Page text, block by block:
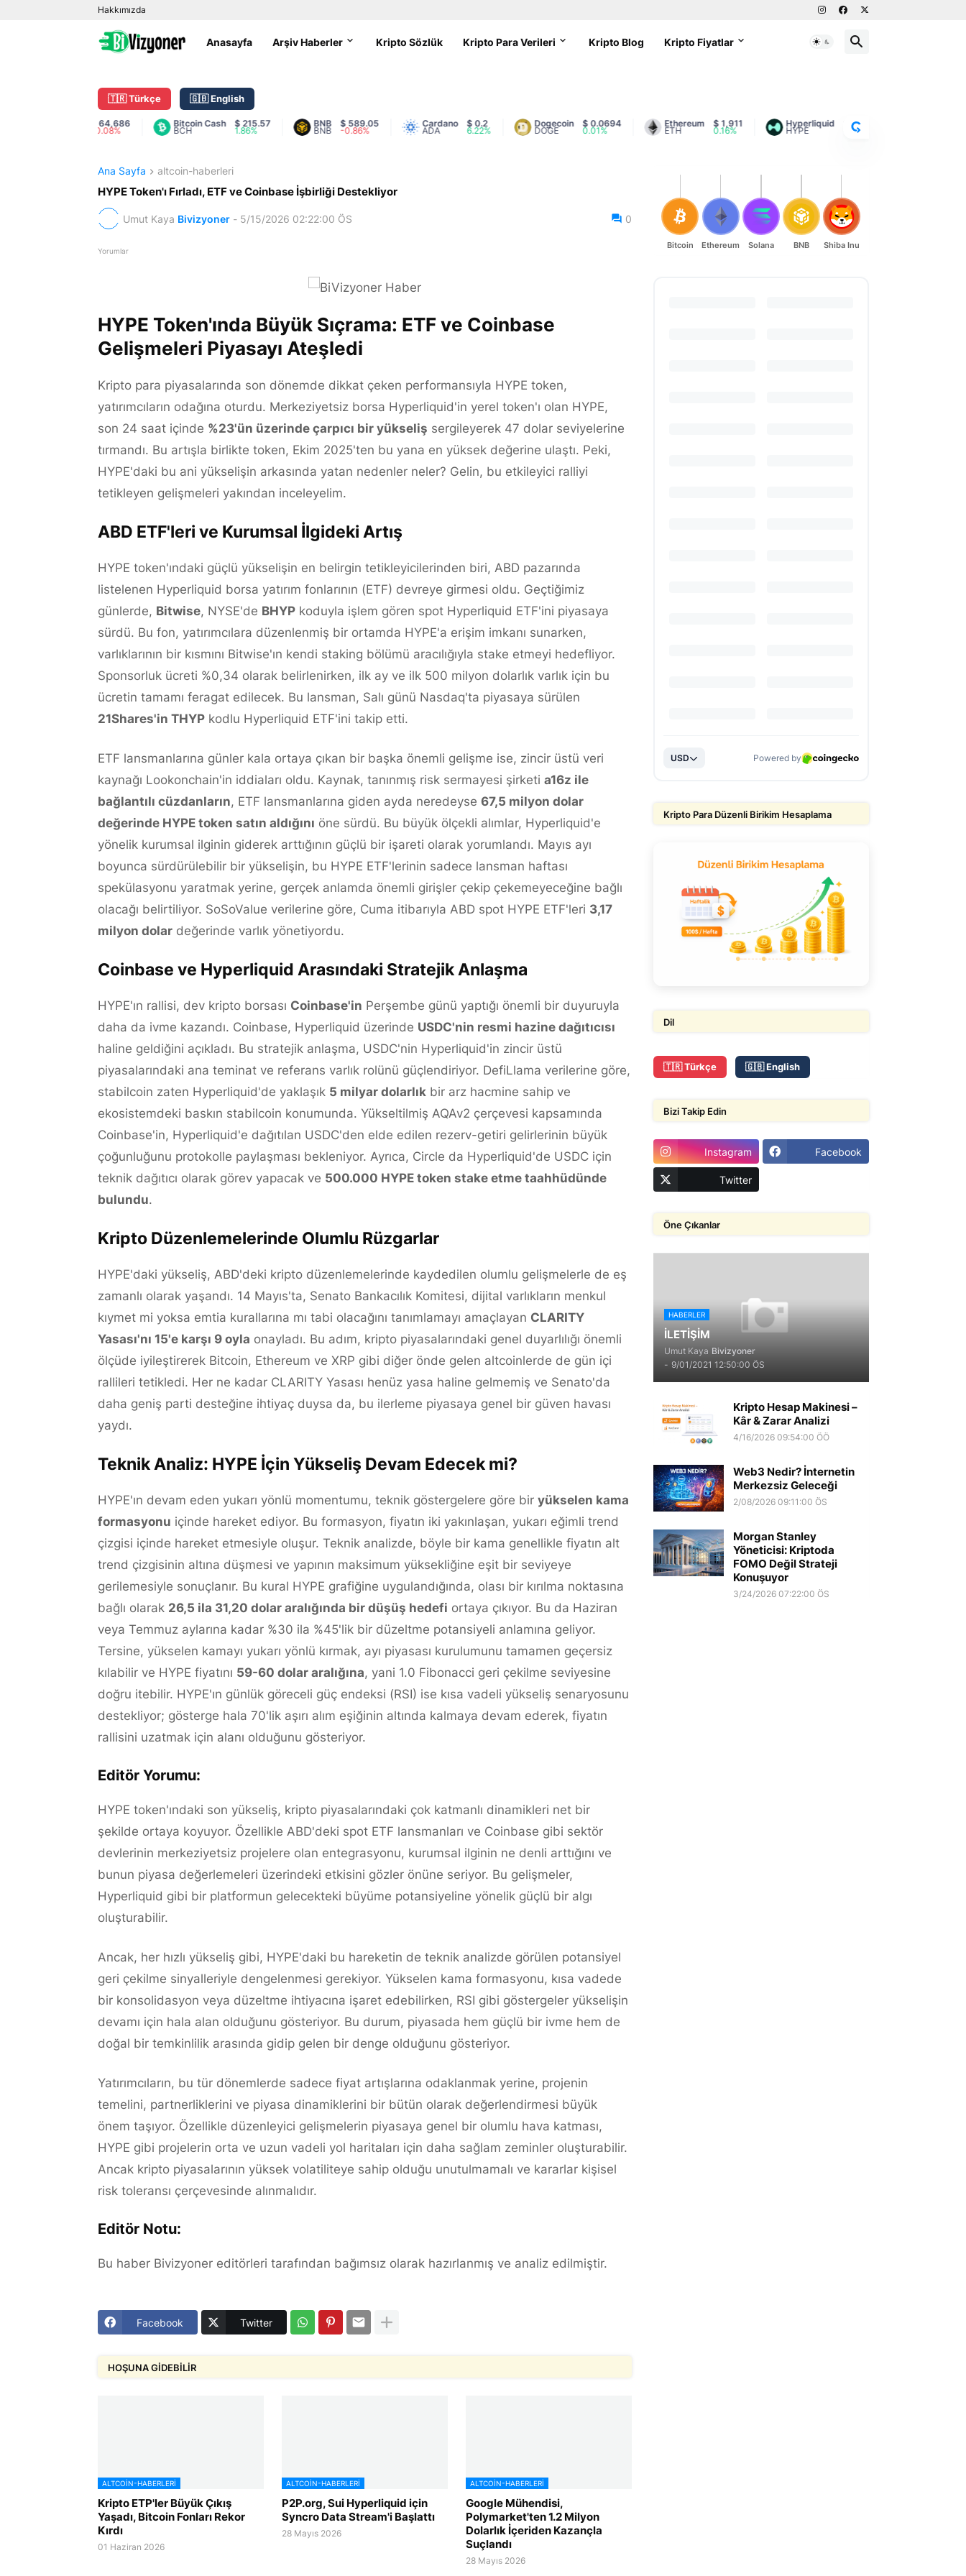
Hakkımızda
Anasayfa Arşiv Haberler Kripto Sözlük Kripto Para Verileri Kripto Blog Kripto Fiyatlar
🇹🇷 Türkçe 🇬🇧 English
$ 64,686 Bitcoin Cash
BCH
$ 215.57 BNB
BNB
$ 589.05
-0.86%
Cardano
ADA
$ 0.2
6.22%
Dogecoin
DOGE
$ 0.0694
0.01%
Ethereum
ETH
$ 1,911 Hyperliquid
HYPE
$ 56.24
0.57%
Ana Sayfa altcoin-haberleri
HYPE Token'ı Fırladı, ETF ve Coinbase İşbirliği Destekliyor
Umut Kaya Bivizyoner - 5/15/2026 02:22:00 ÖS 0
Yorumlar
HYPE Token'ında Büyük Sıçrama: ETF ve Coinbase
Gelişmeleri Piyasayı Ateşledi
Kripto para piyasalarında son dönemde dikkat çeken performansıyla HYPE token,
yatırımcıların odağına oturdu. Merkeziyetsiz borsa Hyperliquid'in yerel token'ı olan HYPE,
son 24 saat içinde %23'ün üzerinde çarpıcı bir yükseliş sergileyerek 47 dolar seviyelerine
tırmandı. Bu artışla birlikte token, Ekim 2025'ten bu yana en yüksek değerine ulaştı. Peki,
HYPE'daki bu ani yükselişin arkasında yatan nedenler neler? Gelin, bu etkileyici ralliyi
tetikleyen gelişmeleri yakından inceleyelim.
ABD ETF'leri ve Kurumsal İlgideki Artış
HYPE token'ındaki güçlü yükselişin en belirgin tetikleyicilerinden biri, ABD pazarında
listelenen Hyperliquid borsa yatırım fonlarının (ETF) devreye girmesi oldu. Geçtiğimiz
günlerde, Bitwise, NYSE'de BHYPkoduyla işlem gören spot Hyperliquid ETF'ini piyasaya
sürdü. Bu fon, yatırımcılara düzenlenmiş bir ortamda HYPE'a erişim imkanı sunarken,
varlıklarının bir kısmını Bitwise'ın kendi staking bölümü aracılığıyla stake etmeyi hedefliyor.
Sponsorluk ücreti %0,34 olarak belirlenirken, ilk ay ve ilk 500 milyon dolarlık varlık için bu
ücretin tamamı feragat edilecek. Bu lansman, Salı günü Nasdaq'ta piyasaya sürülen
21Shares'in THYPkodlu Hyperliquid ETF'ini takip etti.
ETF lansmanlarına günler kala ortaya çıkan bir başka önemli gelişme ise, zincir üstü veri
kaynağı Lookonchain'in iddiaları oldu. Kaynak, tanınmış risk sermayesi şirketi a16z ile
bağlantılı cüzdanların, ETF lansmanlarına giden ayda neredeyse 67,5 milyon dolar
değerinde HYPE token satın aldığını öne sürdü. Bu büyük ölçekli alımlar, Hyperliquid'e
yönelik kurumsal ilginin giderek arttığının güçlü bir işareti olarak yorumlandı. Mayıs ayı
boyunca sürdürülebilir bir yükselişin, bu HYPE ETF'lerinin sadece lansman haftası
spekülasyonu yaratmak yerine, gerçek anlamda önemli girişler çekip çekemeyeceğine bağlı
olacağı belirtiliyor. SoSoValue verilerine göre, Cuma itibarıyla ABD spot HYPE ETF'leri 3,17
milyon dolardeğerinde varlık yönetiyordu.
Coinbase ve Hyperliquid Arasındaki Stratejik Anlaşma
HYPE'ın rallisi, dev kripto borsası Coinbase'in Perşembe günü yaptığı önemli bir duyuruyla
daha da ivme kazandı. Coinbase, Hyperliquid üzerinde USDC'nin resmi hazine dağıtıcısı
haline geldiğini açıkladı. Bu stratejik anlaşma, USDC'nin Hyperliquid'in zincir üstü
piyasalarındaki ana teminat ve referans varlık rolünü güçlendiriyor. DefiLlama verilerine göre,
stabilcoin zaten Hyperliquid'de yaklaşık 5 milyar dolarlıkbir arz hacmine sahip ve
ekosistemdeki baskın stabilcoin konumunda. Yükseltilmiş AQAv2 çerçevesi kapsamında
Coinbase'in, Hyperliquid'e dağıtılan USDC'den elde edilen rezerv-getiri gelirlerinin büyük
çoğunluğunu protokolle paylaşması bekleniyor. Ayrıca, Circle da Hyperliquid'de USDC için
teknik dağıtıcı olarak görev yapacak ve 500.000 HYPE token stake etme taahhüdünde
bulundu.
Kripto Düzenlemelerinde Olumlu Rüzgarlar
HYPE'daki yükseliş, ABD'deki kripto düzenlemelerinde kaydedilen olumlu gelişmelerle de eş
zamanlı olarak yaşandı. 14 Mayıs'ta, Senato Bankacılık Komitesi, dijital varlıkların menkul
kıymet mi yoksa emtia kurallarına mı tabi olacağını tanımlamayı amaçlayan CLARITY
Yasası'nı 15'e karşı 9 oyla onayladı. Bu adım, kripto piyasalarındaki genel duyarlılığı önemli
ölçüde iyileştirerek Bitcoin, Ethereum ve XRP gibi diğer önde gelen altcoinlerde de gün içi
rallileri tetikledi. Her ne kadar CLARITY Yasası henüz yasa haline gelmemiş ve Senato'da
daha geniş parti desteğine ihtiyaç duysa da, bu ilerleme piyasaya genel bir güven havası
yaydı.
Teknik Analiz: HYPE İçin Yükseliş Devam Edecek mi?
HYPE'ın devam eden yukarı yönlü momentumu, teknik göstergelere göre bir yükselen kama
formasyonu içinde hareket ediyor. Bu formasyon, fiyatın iki yakınlaşan, yukarı eğimli trend
çizgisi içinde hareket etmesiyle oluşur. Teknik analizde, böyle bir kama genellikle fiyatın alt
trend çizgisinin altına düşmesi ve yapının maksimum yüksekliğine eşit bir seviyeye
gerilemesiyle sonuçlanır. Bu kural HYPE grafiğine uygulandığında, olası bir kırılma noktasına
bağlı olarak 26,5 ila 31,20 dolar aralığında bir düşüş hedefi ortaya çıkıyor. Bu da Haziran
veya Temmuz aylarına kadar %30 ila %45'lik bir düzeltme potansiyeli anlamına geliyor.
Tersine, yükselen kamayı yukarı yönlü kırmak, ayı piyasası kurulumunu tamamen geçersiz
kılabilir ve HYPE fiyatını 59-60 dolar aralığına, yani 1.0 Fibonacci geri çekilme seviyesine
doğru itebilir. HYPE'ın günlük göreceli güç endeksi (RSI) ise kısa vadeli yükseliş senaryosunu
destekliyor; gösterge hala 70'lik aşırı alım eşiğinin altında kalmaya devam ederek, fiyatın
rallisini uzatmak için alanı olduğunu gösteriyor.
Editör Yorumu:
HYPE token'ındaki son yükseliş, kripto piyasalarındaki çok katmanlı dinamikleri net bir
şekilde ortaya koyuyor. Özellikle ABD'deki spot ETF lansmanları ve Coinbase gibi sektör
devlerinin merkeziyetsiz projelere olan entegrasyonu, kurumsal ilginin ne denli arttığını ve
bunun piyasa değerlemeleri üzerindeki etkisini gözler önüne seriyor. Bu gelişmeler,
Hyperliquid gibi bir platformun gelecekteki büyüme potansiyeline yönelik güçlü bir algı
oluşturabilir.
Ancak, her hızlı yükseliş gibi, HYPE'daki bu hareketin de teknik analizde görülen potansiyel
geri çekilme sinyalleriyle dengelenmesi gerekiyor. Yükselen kama formasyonu, kısa vadede
bir konsolidasyon veya düzeltme ihtiyacına işaret edebilirken, RSI gibi göstergeler yükselişin
devamı için hala alan olduğunu gösteriyor. Bu durum, piyasada hem güçlü bir ivme hem de
doğal bir temkinlilik arasında gidip gelen bir denge olduğunu gösteriyor.
Yatırımcıların, bu tür dönemlerde sadece fiyat artışlarına odaklanmak yerine, projenin
temelini, partnerliklerini ve piyasa dinamiklerini bir bütün olarak değerlendirmesi büyük
önem taşıyor. Özellikle düzenleyici gelişmelerin piyasaya genel bir olumlu hava katması,
HYPE gibi projelerin orta ve uzun vadeli yol haritaları için daha sağlam zeminler oluşturabilir.
Ancak kripto piyasalarının yüksek volatiliteye sahip olduğu unutulmamalı ve kararlar kişisel
risk toleransı çerçevesinde alınmalıdır.
Editör Notu:
Bu haber Bivizyoner editörleri tarafından bağımsız olarak hazırlanmış ve analiz edilmiştir.
Facebook Twitter
HOŞUNA GIDEBILIR
ALTCOIN-HABERLERI
Kripto ETP'ler Büyük Çıkış
Yaşadı, Bitcoin Fonları Rekor
Kırdı
01 Haziran 2026
ALTCOIN-HABERLERI
P2P.org, Sui Hyperliquid için
Syncro Data Stream'i Başlattı
28 Mayıs 2026
ALTCOIN-HABERLERI
Google Mühendisi,
Polymarket'ten 1.2 Milyon
Dolarlık İçeriden Kazançla
Suçlandı
28 Mayıs 2026
Bitcoin Ethereum Solana BNB Shiba Inu
Kripto Para Düzenli Birikim Hesaplama
Dil
🇹🇷 Türkçe 🇬🇧 English
Bizi Takip Edin
Instagram Facebook
Twitter
Öne Çıkanlar
HABERLER
İLETİŞİM
Umut Kaya Bivizyoner
- 9/01/2021 12:50:00 ÖS
Kripto Hesap Makinesi –
Kâr & Zarar Analizi
4/16/2026 09:54:00 ÖÖ
Web3 Nedir? İnternetin
Merkezsiz Geleceği
2/08/2026 09:11:00 ÖS
Morgan Stanley
Yöneticisi: Kriptoda
FOMO Değil Strateji
Konuşuyor
3/24/2026 07:22:00 ÖS